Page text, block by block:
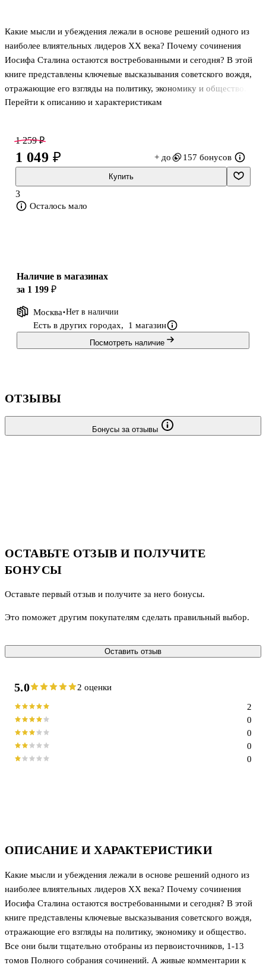
Какие мысли и убеждения лежали в основе решений одного из
наиболее влиятельных лидеров XX века? Почему сочинения
Иосифа Сталина остаются востребованными и сегодня? В этой
книге представлены ключевые высказывания советского вождя,
отражающие его взгляды на политику, экономику и общество.
Все они были тщательно отобраны из первоисточников, 1-13
контекст и добавляют глубины, делая чтение ещё более
захватывающим. Сборник даёт возможность проанализировать
изменения в стране, основные проблемы того времени, а также
эволюцию стиля и взглядов самого Сталина. Каждая его фраза
точная и хлёс
Перейти к описанию и характеристикам
1 259 ₽
1 049 ₽ + до 157 бонусов
Купить
3
Осталось мало
Наличие в магазинах
за 1 199 ₽
Москва Нет в наличии
Есть в других городах, 1 магазин
Посмотреть наличие
ОПИСАНИЕ И ХАРАКТЕРИСТИКИ
Какие мысли и убеждения лежали в основе решений одного из
наиболее влиятельных лидеров XX века? Почему сочинения
Иосифа Сталина остаются востребованными и сегодня? В этой
книге представлены ключевые высказывания советского вождя,
отражающие его взгляды на политику, экономику и общество.
Все они были тщательно отобраны из первоисточников, 1-13
томов Полного собрания сочинений. А живые комментарии к
ОТЗЫВЫ
Бонусы за отзывы
ОСТАВЬТЕ ОТЗЫВ И ПОЛУЧИТЕ
БОНУСЫ
Оставьте первый отзыв и получите за него бонусы.
Это поможет другим покупателям сделать правильный выбор.
Оставить отзыв
5.0 2 оценки
0
0
0
0
2